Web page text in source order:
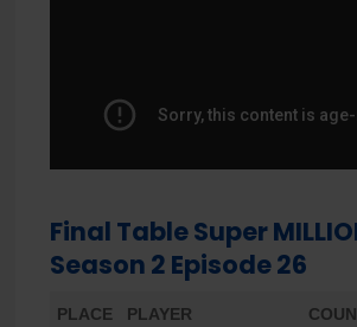
Final Table Super
Season 2 Episode 26
PLACE PLAYER